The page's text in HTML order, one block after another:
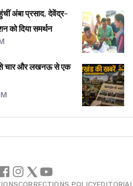
अंबा प्रसाद, देवेंद्र-
के अनशन को दिया समर्थन
से चार और लखनऊ से एक
CORRECTIONS POLICY